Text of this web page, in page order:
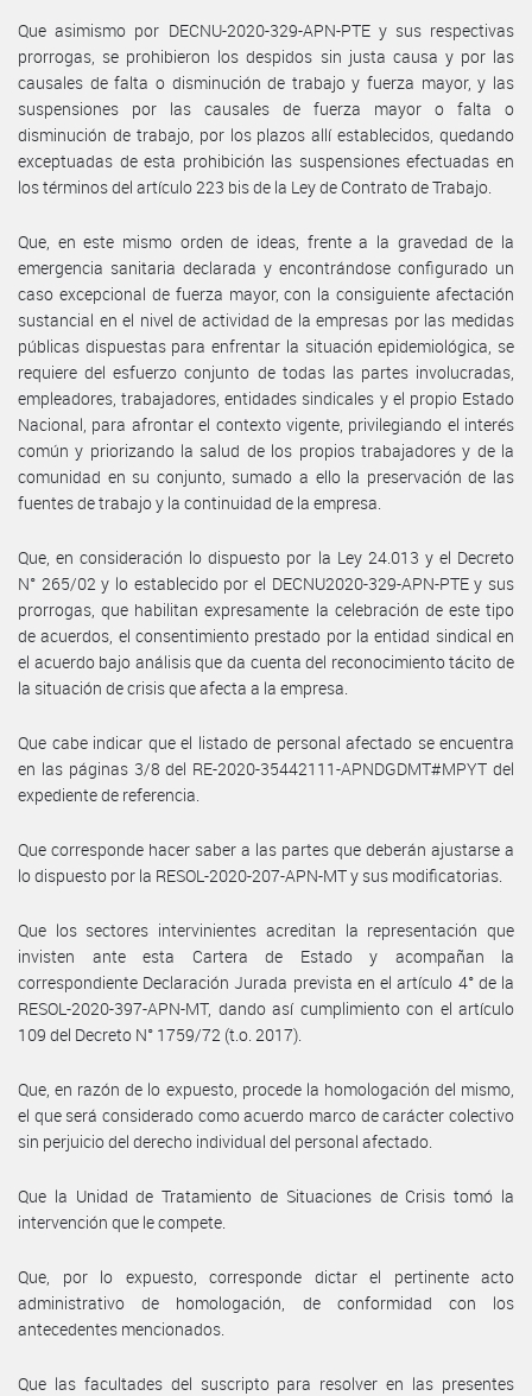
Que asimismo por DECNU-2020-329-APN-PTE y sus respectivas
prorrogas, se prohibieron los despidos sin justa causa y por las
causales de falta o disminución de trabajo y fuerza mayor, y las
suspensiones por las causales de fuerza mayor o falta o
disminución de trabajo, por los plazos allí establecidos, quedando
exceptuadas de esta prohibición las suspensiones efectuadas en
los términos del artículo 223 bis de la Ley de Contrato de Trabajo.
Que, en este mismo orden de ideas, frente a la gravedad de la
emergencia sanitaria declarada y encontrándose configurado un
caso excepcional de fuerza mayor, con la consiguiente afectación
sustancial en el nivel de actividad de la empresas por las medidas
públicas dispuestas para enfrentar la situación epidemiológica, se
requiere del esfuerzo conjunto de todas las partes involucradas,
empleadores, trabajadores, entidades sindicales y el propio Estado
Nacional, para afrontar el contexto vigente, privilegiando el interés
común y priorizando la salud de los propios trabajadores y de la
comunidad en su conjunto, sumado a ello la preservación de las
fuentes de trabajo y la continuidad de la empresa.
Que, en consideración lo dispuesto por la Ley 24.013 y el Decreto
N° 265/02 y lo establecido por el DECNU2020-329-APN-PTE y sus
prorrogas, que habilitan expresamente la celebración de este tipo
de acuerdos, el consentimiento prestado por la entidad sindical en
el acuerdo bajo análisis que da cuenta del reconocimiento tácito de
la situación de crisis que afecta a la empresa.
Que cabe indicar que el listado de personal afectado se encuentra
en las páginas 3/8 del RE-2020-35442111-APNDGDMT#MPYT del
expediente de referencia.
Que corresponde hacer saber a las partes que deberán ajustarse a
lo dispuesto por la RESOL-2020-207-APN-MT y sus modificatorias.
Que los sectores intervinientes acreditan la representación que
invisten ante esta Cartera de Estado y acompañan la
correspondiente Declaración Jurada prevista en el artículo 4° de la
RESOL-2020-397-APN-MT, dando así cumplimiento con el artículo
109 del Decreto N° 1759/72 (t.o. 2017).
Que, en razón de lo expuesto, procede la homologación del mismo,
el que será considerado como acuerdo marco de carácter colectivo
sin perjuicio del derecho individual del personal afectado.
Que la Unidad de Tratamiento de Situaciones de Crisis tomó la
intervención que le compete.
Que, por lo expuesto, corresponde dictar el pertinente acto
administrativo de homologación, de conformidad con los
antecedentes mencionados.
Que las facultades del suscripto para resolver en las presentes